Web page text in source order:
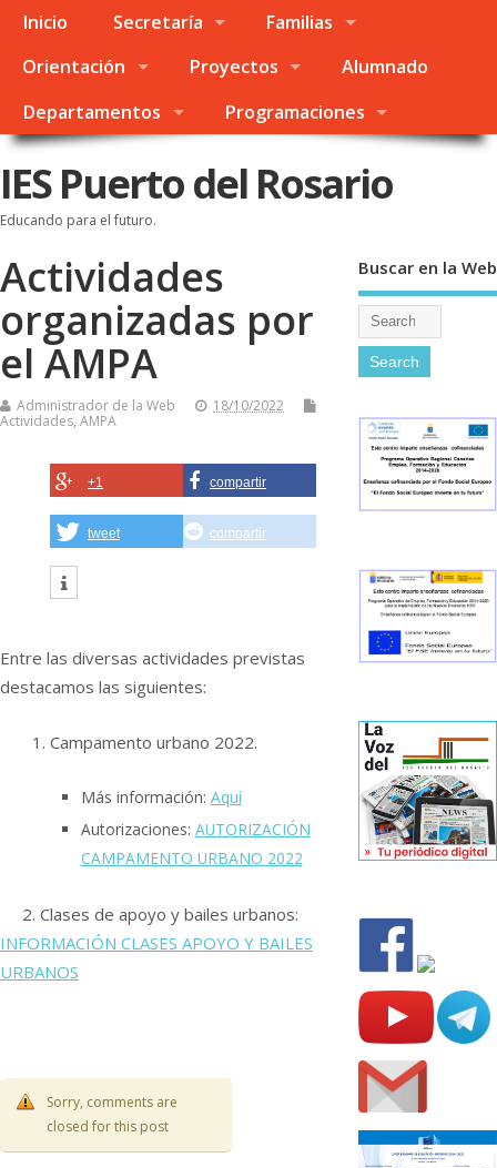
Inicio Secretaría
Familias
Orientación
Proyectos
Alumnado
Departamentos
Programaciones
IES Puerto del Rosario
Educando para el futuro.
Actividades
organizadas por
el AMPA
Administrador de la Web
18/10/2022
Actividades, AMPA
+1 compartir
tweet compartir
Entre las diversas actividades previstas
destacamos las siguientes:
Campamento urbano 2022.
Más información: Aquí
Autorizaciones: AUTORIZACIÓN
CAMPAMENTO URBANO 2022
2. Clases de apoyo y bailes urbanos:
INFORMACIÓN CLASES APOYO Y BAILES
URBANOS
Sorry, comments are
closed for this post
Buscar en la Web